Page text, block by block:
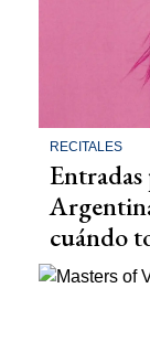
RECITALES
cuándo